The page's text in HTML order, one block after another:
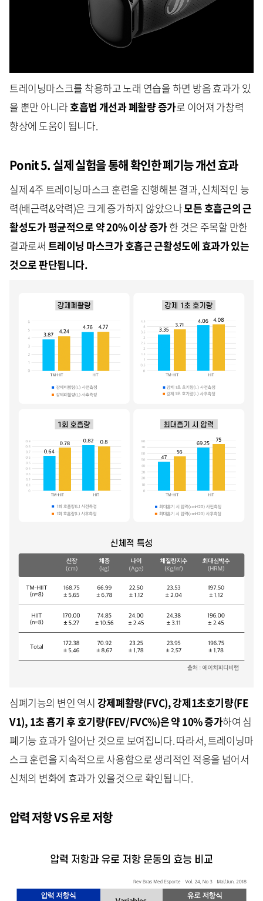
트레이닝마스크를 착용하고 노래 연습을 하면 방음 효과가 있
을 뿐만 아니라호흡법 개선과 폐활량 증가로 이어져 가창력
향상에 도움이 됩니다.
Ponit 5. 실제 실험을 통해 확인한 폐기능 개선 효과
실제 4주 트레이닝마스크 훈련을 진행해본 결과, 신체적인 능
력(배근력&악력)은 크게 증가하지 않았으나모든 호흡근의 근
활성도가 평균적으로 약 20% 이상 증가한 것은 주목할 만한
결과로써 트레이닝 마스크가 호흡근 근활성도에 효과가 있는
것으로 판단됩니다.
심폐기능의 변인 역시 강제폐활량(FVC), 강제1초호기량(FE
V1), 1초 흡기 후 호기량(FEV/FVC%)은 약 10% 증가하여 심
폐기능 효과가 일어난 것으로 보여집니다. 따라서, 트레이닝마
스크 훈련을 지속적으로 사용함으로 생리적인 적응을 넘어서
신체의 변화에 효과가 있을것으로 확인됩니다.
압력 저항 VS 유로 저항